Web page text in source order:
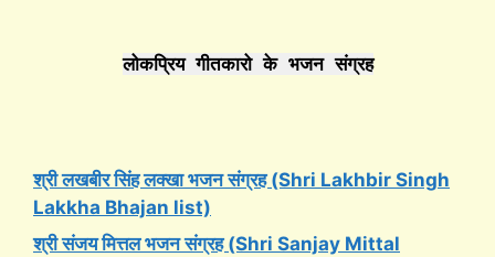
लोकप्रिय गीतकारो के भजन संग्रह
श्री लखबीर सिंह लक्खा भजन संग्रह (Shri Lakhbir Singh
Lakkha Bhajan list)
श्री संजय मित्तल भजन संग्रह (Shri Sanjay Mittal